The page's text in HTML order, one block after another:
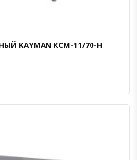
KAYMAN КСМ-11/70-Н